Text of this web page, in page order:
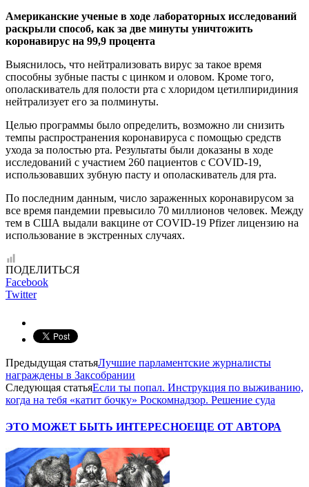
Американские ученые в ходе лабораторных исследований
раскрыли способ, как за две минуты уничтожить
коронавирус на 99,9 процента
Выяснилось, что нейтрализовать вирус за такое время
способны зубные пасты с цинком и оловом. Кроме того,
ополаскиватель для полости рта с хлоридом цетилпиридиния
нейтрализует его за полминуты.
Целью программы было определить, возможно ли снизить
темпы распространения коронавируса с помощью средств
ухода за полостью рта. Результаты были доказаны в ходе
исследований с участием 260 пациентов с COVID-19,
использовавших зубную пасту и ополаскиватель для рта.
По последним данным, число зараженных коронавирусом за
все время пандемии превысило 70 миллионов человек. Между
тем в США выдали вакцине от COVID-19 Pfizer лицензию на
использование в экстренных случаях.
ПОДЕЛИТЬСЯ
Facebook
Twitter
Предыдущая статьяЛучшие парламентские журналисты
награждены в Заксобрании
Следующая статьяЕсли ты попал. Инструкция по выживанию,
когда на тебя «катит бочку» Роскомнадзор. Решение суда
ЭТО МОЖЕТ БЫТЬ ИНТЕРЕСНОЕЩЕ ОТ АВТОРА